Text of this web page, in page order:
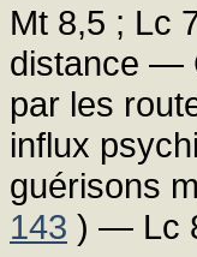
Mt 8,5 ; Lc
distance —
par les
influx
guérisons
143 ) — Lc